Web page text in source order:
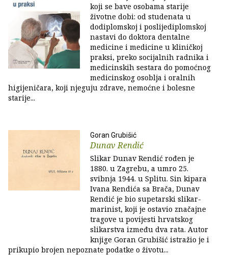
koji se bave osobama starije
životne dobi: od studenata u
dodiplomskoj i poslijediplomskoj
nastavi do doktora dentalne
medicine i medicine u kliničkoj
praksi, preko socijalnih radnika i
medicinskih sestara do pomoćnog
medicinskog osoblja i oralnih
higijeničara, koji njeguju zdrave, nemoćne i bolesne
starije...
Goran Grubišić
Dunav Rendić
Slikar Dunav Rendić rođen je
1880. u Zagrebu, a umro 25.
svibnja 1944. u Splitu. Sin kipara
Ivana Rendića sa Brača, Dunav
Rendić je bio supetarski slikar-
marinist, koji je ostavio značajne
tragove u povijesti hrvatskog
slikarstva između dva rata. Autor
knjige Goran Grubišić istražio je i
prikupio brojen nepoznate podatke o životu...